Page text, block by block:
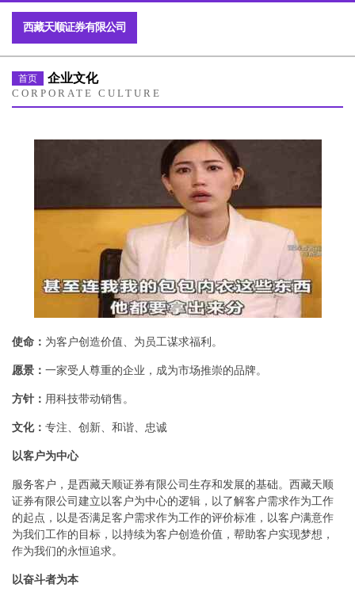
西藏天顺证券有限公司
首页 企业文化
CORPORATE CULTURE
使命： 为客户创造价值、为员工谋求福利。
愿景： 一家受人尊重的企业，成为市场推崇的品牌。
方针： 用科技带动销售。
文化： 专注、创新、和谐、忠诚
以客户为中心
服务客户，是西藏天顺证券有限公司生存和发展的基础。西藏天顺
证券有限公司建立以客户为中心的逻辑，以了解客户需求作为工作
的起点，以是否满足客户需求作为工作的评价标准，以客户满意作
为我们工作的目标，以持续为客户创造价值，帮助客户实现梦想，
作为我们的永恒追求。
以奋斗者为本